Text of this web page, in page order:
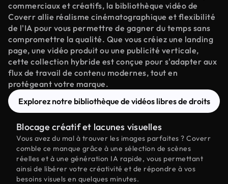
commerciaux et créatifs, la bibliothèque vidéo de
Coverr allie réalisme cinématographique et flexibilité
de l'IA pour vous permettre de gagner du temps sans
compromettre la qualité. Que vous créiez une landing
page, une vidéo produit ou une publicité verticale,
cette collection hybride est conçue pour s'adapter aux
flux de travail de contenu modernes, tout en
protégeant votre marque.
Explorez notre bibliothèque de vidéos libres de droits
Blocage créatif et lacunes visuelles
Vous avez du mal à trouver les images parfaites ? Coverr
comble ce manque grâce à une sélection de scènes
réelles et à une génération IA rapide, vous permettant
ainsi de libérer votre créativité et de répondre à vos
besoins visuels en quelques minutes.